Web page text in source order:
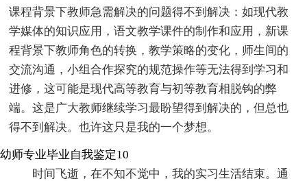
课程背景下教师急需解决的问题得不到解决：如现代教
学媒体的知识应用，语文教学课件的制作和应用，新课
程背景下教师角色的转换，教学策略的变化，师生间的
交流沟通，小组合作探究的规范操作等无法得到学习和
进修，这可能是现代高等教育与初等教育相脱钩的弊
端。这是广大教师继续学习最盼望得到解决的，但总也
得不到解决。也许这只是我的一个梦想。
幼师专业毕业自我鉴定10
时间飞逝，在不知不觉中，我的实习生活结束。通